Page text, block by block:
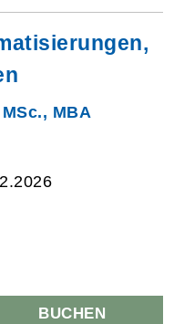
MBA
BUCHEN